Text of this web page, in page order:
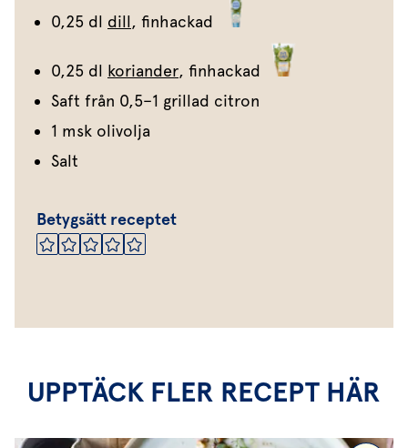
0,25 dl dill, finhackad
0,25 dl koriander, finhackad
Saft från 0,5–1 grillad citron
1 msk olivolja
Salt
Betygsätt receptet
UPPTÄCK FLER RECEPT HÄR